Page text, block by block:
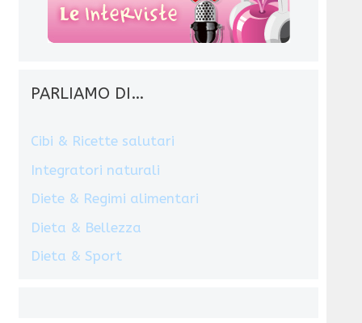
PARLIAMO DI…
Cibi & Ricette salutari
Integratori naturali
Diete & Regimi alimentari
Dieta & Bellezza
Dieta & Sport